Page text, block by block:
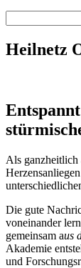
Heilnetz
Als ganzheitlich
Die gute
voneinander
gemeinsam aus
Akademie
und